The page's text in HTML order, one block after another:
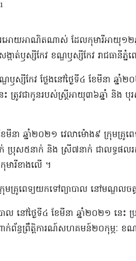
អោយអាណិតណាស់ ដែលកុមារីអាយុ១២ឆ្ន
ាត់ឫស្សីកែវ ខណ្ឌឫស្សីកែវ រាជធានីភ្
សីកែវ ថ្លែងនៅថ្ងៃទី៤ ខែមីនា ឆ្នាំ
េះ ត្រូវជាកូនរបស់ស្ត្រីអាយុ៣៦ឆ្នាំ និង
មីនា ឆ្នាំ២០២១ វេលាម៉ោង៩ ក្រុមគ្រូ
រុស៥នាក់ និង ស្រី៧នាក់ ជាលទ្ធផលរក
មារីខាងលើ ។
ក្រុមគ្រូពេទ្យយកទៅព្យាបាល នៅមណ្ឌលច
ៅថ្ងៃទី៤ ខែមីនា ឆ្នាំ២០២១ នេះ ប្
ក់ព័ន្ធព្រឹត្តិការណ៍សហគមន៍២០កុម្ភៈ